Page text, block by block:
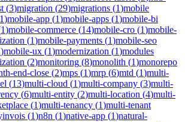
(3)migration (29)migrations (1)mobile
1)mobile-app (1)mobile-apps (1)mobile-bi
1)mobile-commerce (14)mobile-cro (1)mobile-
(1)mobile-payments (1)mobile-seo
)mobile-ux (1)modernization (1)modules
(2)monitoring (8)monolith (1)monorepo
end-close (2)mps (1)mrp (6)mtd (1)multi-
(13)multi-cloud (1)multi-company (3)multi-
(6)multi-entity (2)multi-location (4)multi-
(1)multi-tenancy (1)multi-tenant
(1)n8n (1)native-app (1)natural-